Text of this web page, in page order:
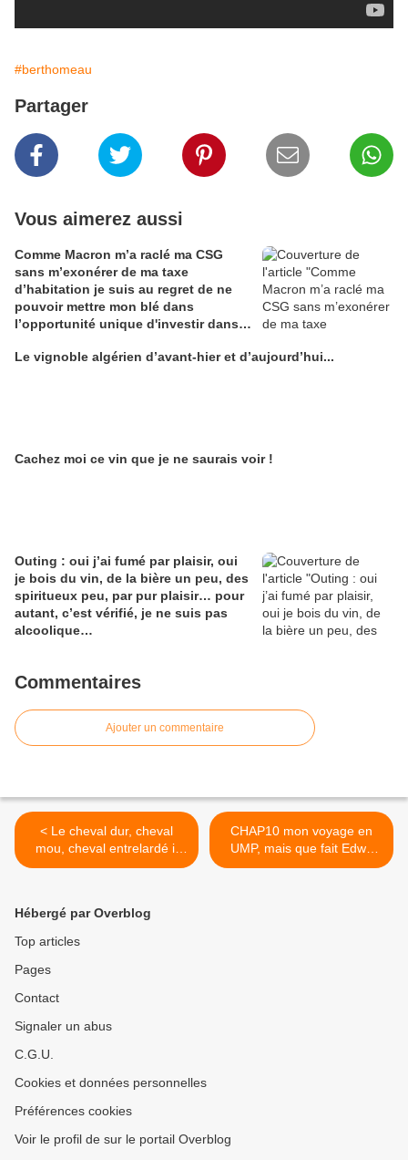
#berthomeau
Partager
Vous aimerez aussi
Comme Macron m’a raclé ma CSG
sans m’exonérer de ma taxe
d’habitation je suis au regret de ne
pouvoir mettre mon blé dans
l’opportunité unique d'investir dans
Alain Edouard
Le vignoble algérien d’avant-hier et d’aujourd’hui...
Cachez moi ce vin que je ne saurais voir !
Outing : oui j’ai fumé par plaisir, oui
je bois du vin, de la bière un peu, des
spiritueux peu, par pur plaisir… pour
autant, c’est vérifié, je ne suis pas
alcoolique…
Commentaires
Ajouter un commentaire
< Le cheval dur, cheval
mou, cheval entrelardé il
faut savoir de quoi l’on
CHAP10 mon voyage en
UMP, mais que fait Edwy
Plenel : les lasagnes
Hébergé par Overblog
Top articles
Pages
Contact
Signaler un abus
C.G.U.
Cookies et données personnelles
Préférences cookies
Voir le profil de sur le portail Overblog